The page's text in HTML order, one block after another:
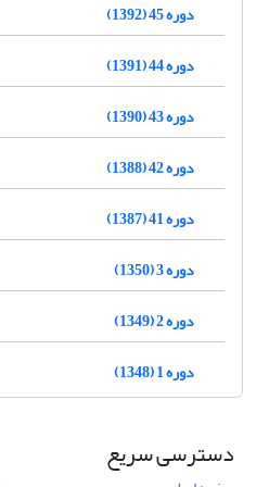
دوره 45 (1392)
دوره 44 (1391)
دوره 43 (1390)
دوره 42 (1388)
دوره 41 (1387)
دوره 3 (1350)
دوره 2 (1349)
دوره 1 (1348)
دسترسی سریع